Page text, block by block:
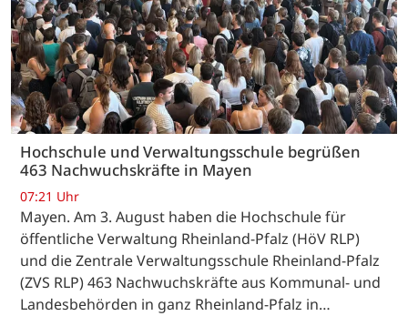
Hochschule und Verwaltungsschule begrüßen
463 Nachwuchskräfte in Mayen
07:21 Uhr
Mayen. Am 3. August haben die Hochschule für
öffentliche Verwaltung Rheinland-Pfalz (HöV RLP)
und die Zentrale Verwaltungsschule Rheinland-Pfalz
(ZVS RLP) 463 Nachwuchskräfte aus Kommunal- und
Landesbehörden in ganz Rheinland-Pfalz in…